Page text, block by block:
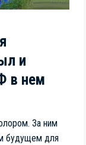
и
в нем
За ним
будущем для